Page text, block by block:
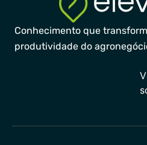
Conhecimento que
produtividade do